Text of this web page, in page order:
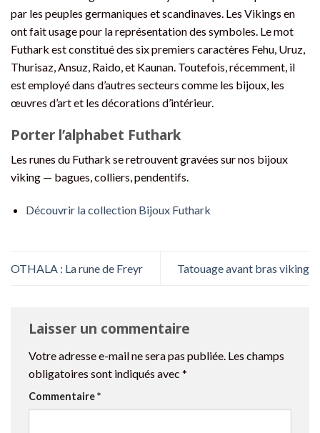
par les peuples germaniques et scandinaves. Les Vikings en
ont fait usage pour la représentation des symboles. Le mot
Futhark est constitué des six premiers caractères Fehu, Uruz,
Thurisaz, Ansuz, Raido, et Kaunan. Toutefois, récemment, il
est employé dans d’autres secteurs comme les bijoux, les
œuvres d’art et les décorations d’intérieur.
Porter l’alphabet Futhark
Les runes du Futhark se retrouvent gravées sur nos bijoux
viking — bagues, colliers, pendentifs.
Découvrir la collection Bijoux Futhark
OTHALA : La rune de Freyr Tatouage avant bras viking
Laisser un commentaire
Votre adresse e-mail ne sera pas publiée. Les champs
obligatoires sont indiqués avec *
Commentaire*